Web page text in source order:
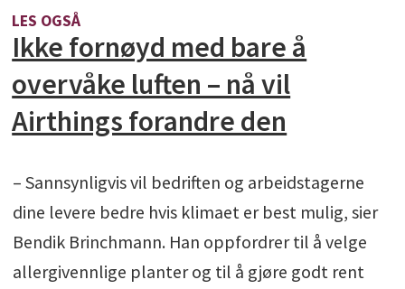
LES OGSÅ
Ikke fornøyd med bare å
overvåke luften – nå vil
Airthings forandre den
– Sannsynligvis vil bedriften og arbeidstagerne
dine levere bedre hvis klimaet er best mulig, sier
Bendik Brinchmann. Han oppfordrer til å velge
allergivennlige planter og til å gjøre godt rent